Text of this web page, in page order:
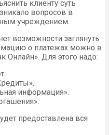
клиенту суть
вопросов в
учреждением.
возможности заглянуть
о платежах можно в
Онлайн». Для этого надо:
информация».
предоставлена вся